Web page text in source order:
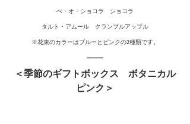
ぺ・オ・ショコラ　ショコラ
タルト・アムール　クランブルアップル
※花束のカラーはブルーとピンクの2種類です。
＜季節のギフトボックス　ボタニカル
ピンク＞